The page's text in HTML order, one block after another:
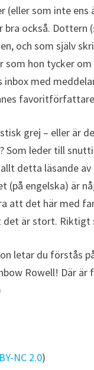
(eller som inte
bra också. Dottern
och som själv
som hon tycker
inbox med
grej – eller är
Som leder till
detta läsande
(på engelska) är
att det här med
det är stort.
letar du förstås
Rowell! Där
NC 2.0)